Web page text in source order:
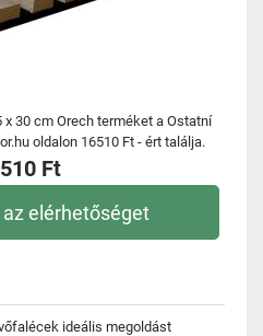
30 cm Orech terméket a Ostatní
oldalon 16510 Ft - ért találja.
Ft
az elérhetőséget
ideális megoldást